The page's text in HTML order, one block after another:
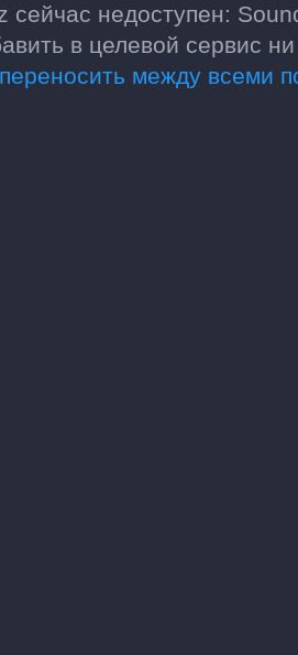
недоступен:
в целевой сервис
между всеми